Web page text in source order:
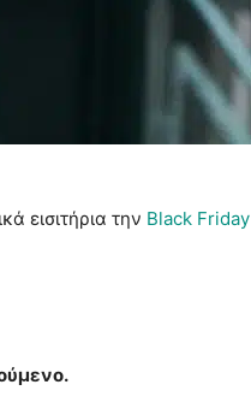
εισιτήρια την Black Friday